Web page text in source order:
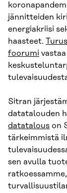
jännitteiden
energiakriisi
haasteet.
foorumi
Sitran
datatalouden
datatalous on
tärkeimmistä
sen avulla